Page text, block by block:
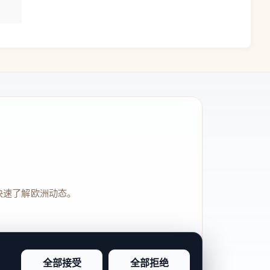
了解欧洲动态。
全部接受 全部拒绝